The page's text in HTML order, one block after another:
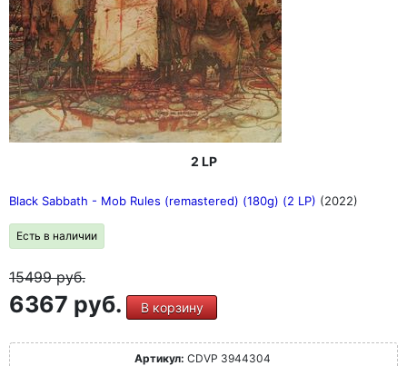
2 LP
Black Sabbath - Mob Rules (remastered) (180g) (2 LP) (2022)
Есть в наличии
15499руб.
6367 руб. В корзину
Артикул: CDVP 3944304